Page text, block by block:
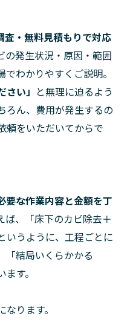
査・無料見積もりで対応
の発生状況・原因・範囲
わかりやすくご説明。
さい」 と無理に迫るよう
ろん、費用が発生するの
頼をいただいてからで
要な作業内容と金額を丁
ば、「床下のカビ除去＋
うように、工程ごとに
「結局いくらかかる
す。
ります。